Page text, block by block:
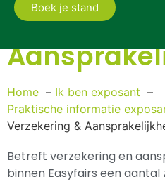
Boek je stand
Verzekering
Home
Ik ben exposant
Praktische informatie
Verzekering &
Betreft verzekering en
binnen Easyfairs een aantal